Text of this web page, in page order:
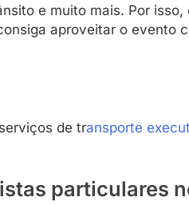
e muito mais. Por
aproveitar o evento
de transporte
particulares